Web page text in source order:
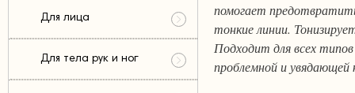
помогает
тонкие линии.
Подходит для всех
проблемной и увядающей
Для лица
Для тела рук и ног